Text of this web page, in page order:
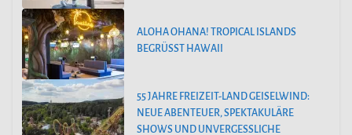
ALOHA OHANA! TROPICAL ISLANDS
BEGRÜSST HAWAII
55 JAHRE FREIZEIT-LAND GEISELWIND:
NEUE ABENTEUER, SPEKTAKULÄRE
SHOWS UND UNVERGESSLICHE